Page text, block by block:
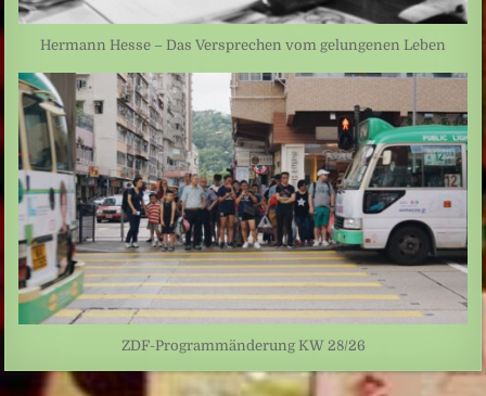
Hermann Hesse – Das Versprechen vom gelungenen Leben
ZDF-Programmänderung KW 28/26